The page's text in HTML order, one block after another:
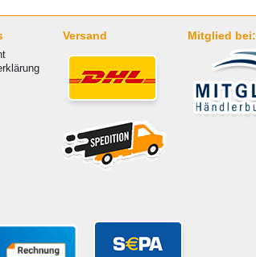
Versand Mitglied bei: